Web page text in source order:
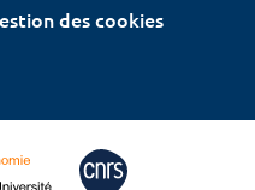
des cookies